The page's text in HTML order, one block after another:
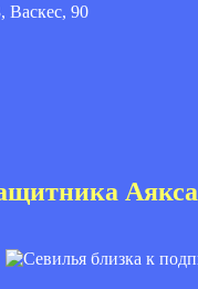
Васкес, 90
Аякса